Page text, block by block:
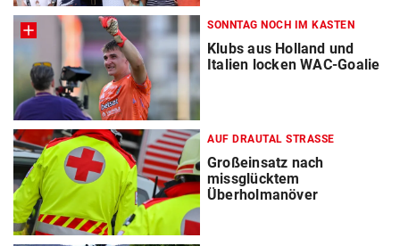
SONNTAG NOCH IM KASTEN
Klubs aus Holland und
Italien locken WAC-Goalie
AUF DRAUTAL STRASSE
Großeinsatz nach
missglücktem
Überholmanöver